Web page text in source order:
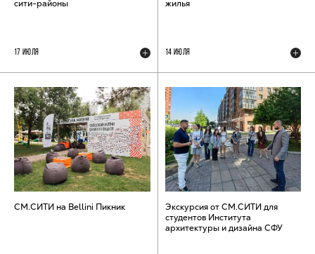
сити-районы
17 ИЮЛЯ
жилья
14 ИЮЛЯ
СМ.СИТИ на Bellini Пикник
Экскурсия от СМ.СИТИ для
студентов Института
архитектуры и дизайна СФУ